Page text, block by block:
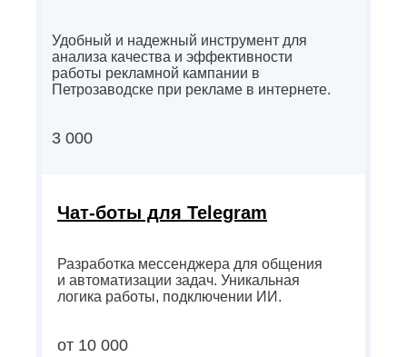
Удобный и надежный инструмент для
анализа качества и эффективности
работы рекламной кампании в
Петрозаводске при рекламе в интернете.
3 000
Чат-боты для Telegram
Разработка мессенджера для общения
и автоматизации задач. Уникальная
логика работы, подключении ИИ.
от 10 000